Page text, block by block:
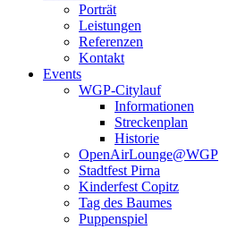
Porträt
Leistungen
Referenzen
Kontakt
Events
WGP-Citylauf
Informationen
Streckenplan
Historie
OpenAirLounge@WGP
Stadtfest Pirna
Kinderfest Copitz
Tag des Baumes
Puppenspiel